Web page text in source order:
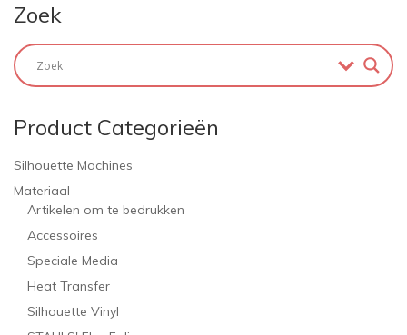
Zoek
Product Categorieën
Silhouette Machines
Materiaal
Artikelen om te bedrukken
Accessoires
Speciale Media
Heat Transfer
Silhouette Vinyl